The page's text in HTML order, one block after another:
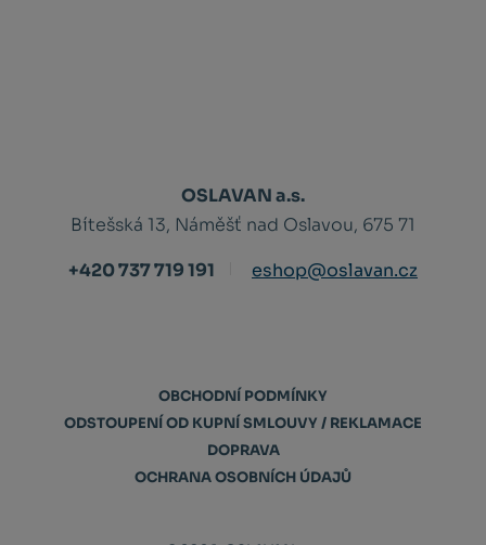
OSLAVAN a.s.
Bítešská 13, Náměšť nad Oslavou, 675 71
+420 737 719 191
eshop@oslavan.cz
OBCHODNÍ PODMÍNKY
ODSTOUPENÍ OD KUPNÍ SMLOUVY / REKLAMACE
DOPRAVA
OCHRANA OSOBNÍCH ÚDAJŮ